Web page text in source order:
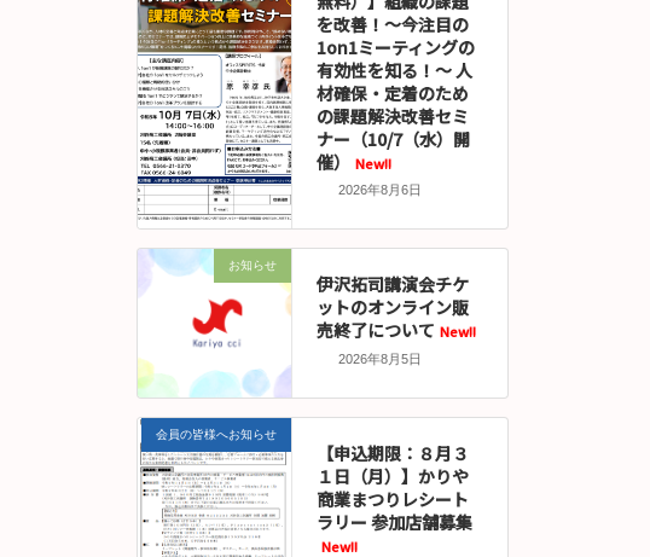
を改善！～今注目の
1on1ミーティングの
有効性を知る！～ 人
材確保・定着のため
の課題解決改善セミ
ナー（10/7（水）開
催）
New!!
2026年8月6日
お知らせ
伊沢拓司講演会チケ
ットのオンライン販
売終了について New!!
2026年8月5日
会員の皆様へお知らせ
【申込期限：８月３
１日（月）】かりや
商業まつりレシート
ラリー 参加店舗募集
New!!